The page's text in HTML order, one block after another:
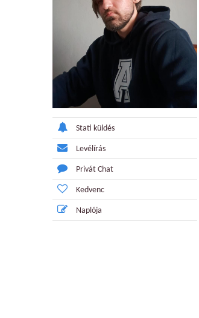
Stati küldés
Levélírás
Privát Chat
Kedvenc
Naplója